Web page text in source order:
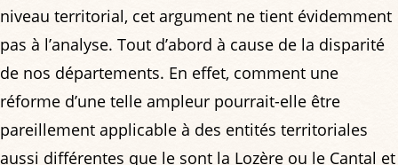
niveau territorial, cet argument ne tient évidemment
pas à l’analyse. Tout d’abord à cause de la disparité
de nos départements. En effet, comment une
réforme d’une telle ampleur pourrait-elle être
pareillement applicable à des entités territoriales
aussi différentes que le sont la Lozère ou le Cantal et